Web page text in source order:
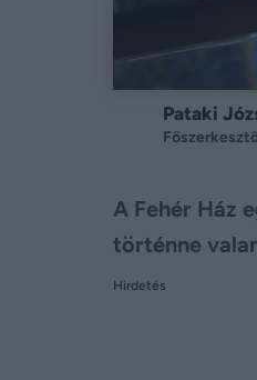
Pataki
A Fehér Ház
történne
Hirdetés